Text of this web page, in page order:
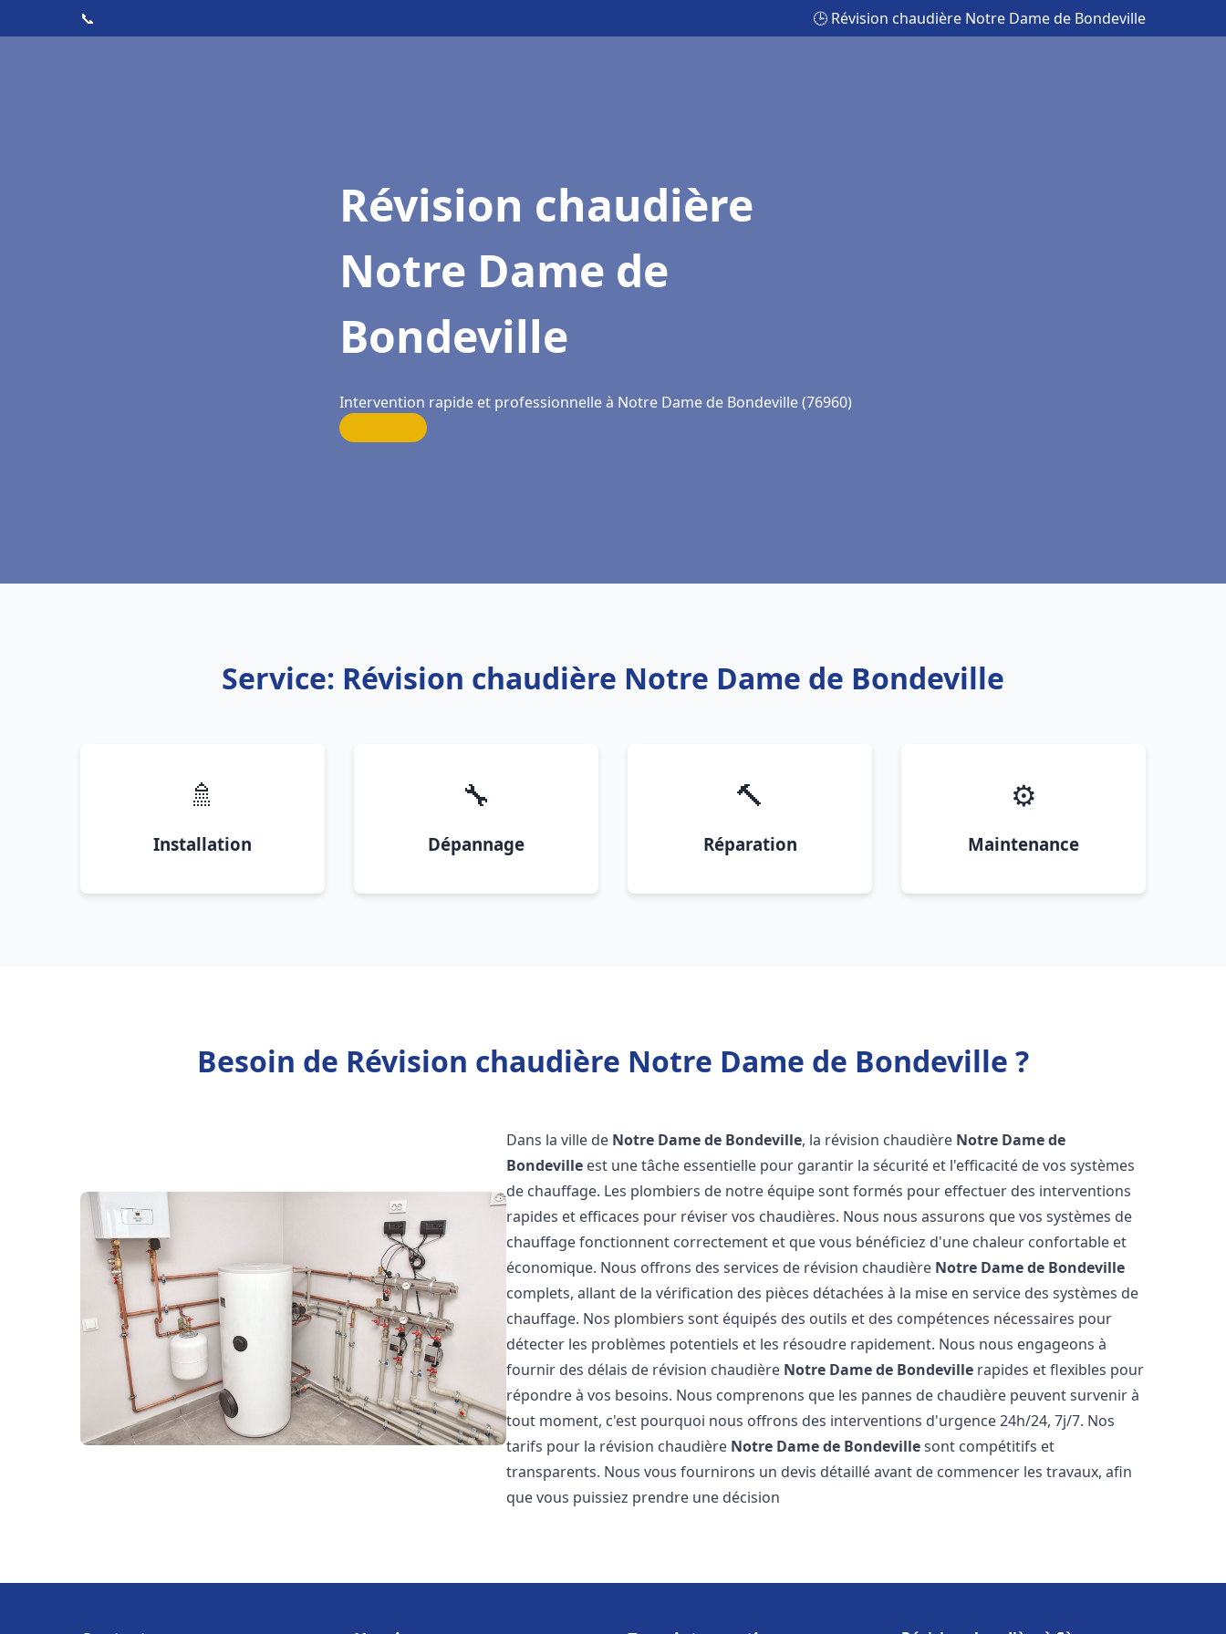
📞 🕒 Révision chaudière Notre Dame de Bondeville
Révision chaudière
Notre Dame de
Bondeville
Intervention rapide et professionnelle à Notre Dame de Bondeville (76960)
Service: Révision chaudière Notre Dame de Bondeville
🚿
Installation
🔧
Dépannage
🔨
Réparation
⚙️
Maintenance
Besoin de Révision chaudière Notre Dame de Bondeville ?
Dans la ville de Notre Dame de Bondeville, la révision chaudière Notre Dame de
Bondeville est une tâche essentielle pour garantir la sécurité et l'efficacité de vos systèmes
de chauffage. Les plombiers de notre équipe sont formés pour effectuer des interventions
rapides et efficaces pour réviser vos chaudières. Nous nous assurons que vos systèmes de
chauffage fonctionnent correctement et que vous bénéficiez d'une chaleur confortable et
économique. Nous offrons des services de révision chaudière Notre Dame de Bondeville
complets, allant de la vérification des pièces détachées à la mise en service des systèmes de
chauffage. Nos plombiers sont équipés des outils et des compétences nécessaires pour
détecter les problèmes potentiels et les résoudre rapidement. Nous nous engageons à
fournir des délais de révision chaudière Notre Dame de Bondeville rapides et flexibles pour
répondre à vos besoins. Nous comprenons que les pannes de chaudière peuvent survenir à
tout moment, c'est pourquoi nous offrons des interventions d'urgence 24h/24, 7j/7. Nos
tarifs pour la révision chaudière Notre Dame de Bondevillesont compétitifs et
transparents. Nous vous fournirons un devis détaillé avant de commencer les travaux, afin
que vous puissiez prendre une décision